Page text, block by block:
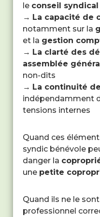
le conseil syndical
→ La capacité de
notamment sur la
et la gestion
→ La clarté des
assemblée
non-dits
→ La continuité
indépendamment
tensions internes
Quand ces
syndic bénévole
danger la
une petite
Quand ils ne le
professionnel